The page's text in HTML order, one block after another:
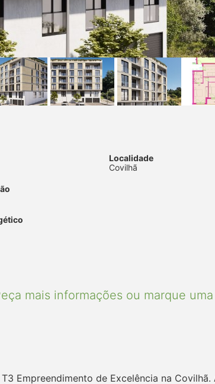
Localidade
Covilhã
mais informações ou marque
Empreendimento de Excelência na